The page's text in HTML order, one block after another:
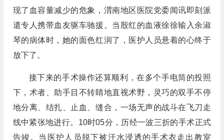
现了血容量减少的危象，渭南地区医院党委闻讯即刻派
遣专人携带血友驱车驰援。当殷红的血液徐徐输入余淑
琴的病体时，她的面色红润了，医护人员悬着的心终于
放下了。
接下来的手术操作还算顺利，在多个手电筒的投照
下，术者、助手目不转睛地直视术野，灵巧的双手不停
地分离、结扎、止血、缝合，一场无声的战斗在飞刀走
线中紧张地进行。10时05分，历经一波三折的手术正式
告竣。当医护人员脱下被汗水浸透的手术衣走出教室